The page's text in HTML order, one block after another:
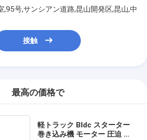
,95号,サンシアン道路,昆山開発区,昆山,中
接触
最高の価格で
軽トラック Bldc スターター
巻き込み機 モーター 圧迫 自